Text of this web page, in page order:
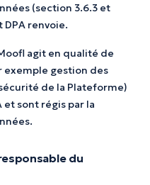
(section 3.6.3 et
renvoie.
agit en qualité de
exemple gestion des
de la Plateforme)
et sont régis par la
du